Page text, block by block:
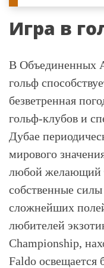
Игра в
В Объединенных
гольф
безветренная
гольф-клубов и
Дубае
мирового
любой желающий
собственные
сложнейших
любителей
Championship,
Faldo освещается